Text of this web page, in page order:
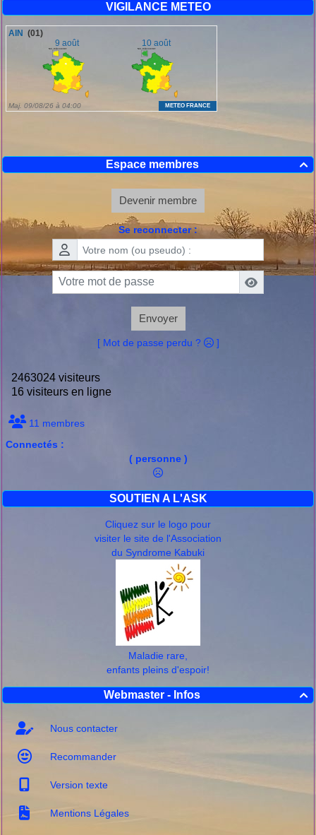
VIGILANCE METEO

Espace membres
Devenir membre
Se reconnecter :
Envoyer
[ Mot de passe perdu ? ]
2463024 visiteurs
16 visiteurs en ligne
11 membres
Connectés :
( personne )
SOUTIEN A L'ASK
Cliquez sur le logo pour
visiter le site de l'Association
du Syndrome Kabuki
Maladie rare,
enfants pleins d'espoir!

Webmaster - Infos
Nous contacter
Recommander
Version texte
Mentions Légales